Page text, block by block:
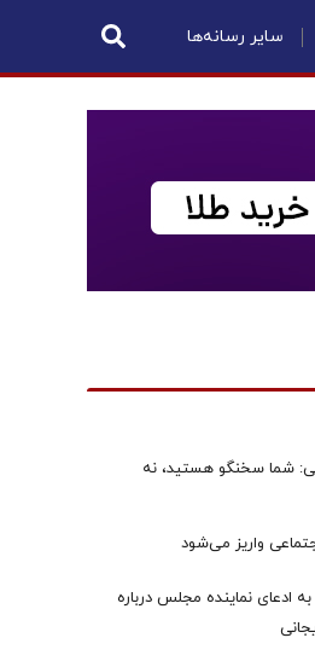
سایر رسانه‌ها
شما سخنگو هستید، نه
واریز می‌شود
ادعای نماینده مجلس درباره